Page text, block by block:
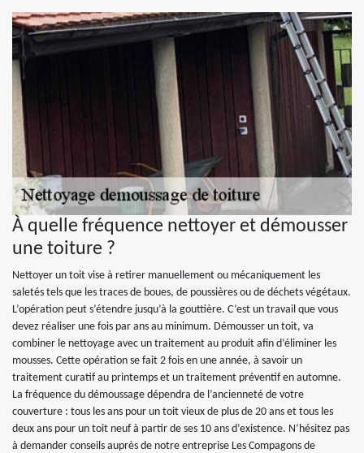
À quelle fréquence nettoyer et démousser
une toiture ?
Nettoyer un toit vise à retirer manuellement ou mécaniquement les
saletés tels que les traces de boues, de poussières ou de déchets végétaux.
L’opération peut s’étendre jusqu’à la gouttière. C’est un travail que vous
devez réaliser une fois par ans au minimum. Démousser un toit, va
combiner le nettoyage avec un traitement au produit afin d’éliminer les
mousses. Cette opération se fait 2 fois en une année, à savoir un
traitement curatif au printemps et un traitement préventif en automne.
La fréquence du démoussage dépendra de l’ancienneté de votre
couverture : tous les ans pour un toit vieux de plus de 20 ans et tous les
deux ans pour un toit neuf à partir de ses 10 ans d’existence. N’hésitez pas
à demander conseils auprès de notre entreprise Les Compagons de